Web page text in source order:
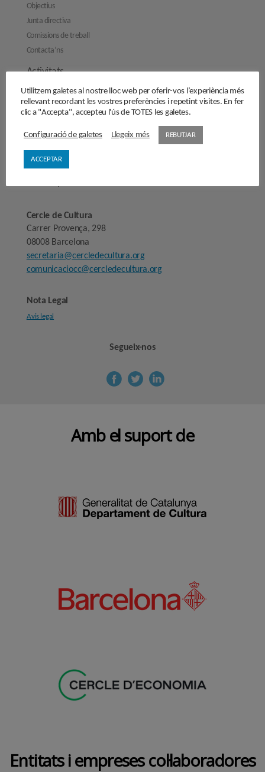
Objectius
Junta directiva
Comissions de treball
Contacta’ns
Activitats
Reflexions
Opinions
Fes-te’n soci/sòcia
Cercle de Cultura
Carrer Provença, 298
08008 Barcelona
secretaria@cercledecultura.org
comunicaciocc@cercledecultura.org
Nota Legal
Avís legal
Segueix-nos
Amb el suport de
Entitats i empreses col·laboradores
Utilitzem galetes al nostre lloc web per oferir-vos l’experiència més
rellevant recordant les vostres preferències i repetint visites. En fer
clic a "Accepta", accepteu l'ús de TOTES les galetes.
Configuració de galetes Llegeix més REBUTJAR
ACCEPTAR